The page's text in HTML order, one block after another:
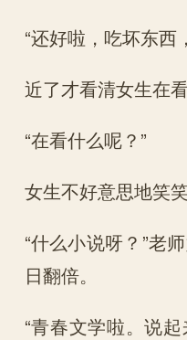
“还好啦，吃坏东西
近了才看清女生在看
“在看什么呢？”
女生不好意思地笑
“什么小说呀？”老
日翻倍。
“青春文学啦。说